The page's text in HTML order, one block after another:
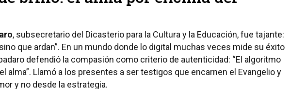
, subsecretario del Dicasterio para la Cultura y la Educación, fue tajante:
que ardan”. En un mundo donde lo digital muchas veces mide su éxito
defendió la compasión como criterio de autenticidad: “El algoritmo
alma”. Llamó a los presentes a ser testigos que encarnen el Evangelio y
y no desde la estrategia.